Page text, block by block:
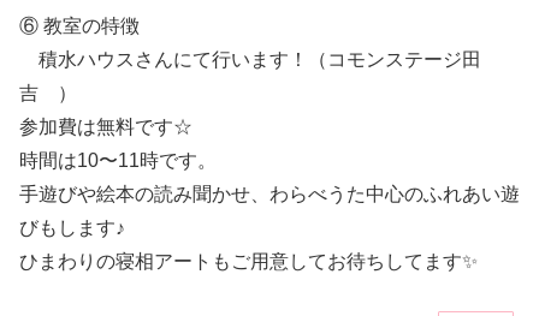
⑥ 教室の特徴
積水ハウスさんにて行います！（コモンステージ田
吉 ）
参加費は無料です☆
時間は10〜11時です。
手遊びや絵本の読み聞かせ、わらべうた中心のふれあい遊
びもします♪
ひまわりの寝相アートもご用意してお待ちしてます✨